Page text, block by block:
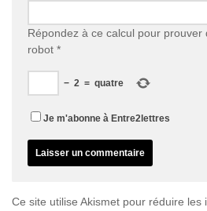
Répondez à ce calcul pour prouver
robot *
− 2 = quatre
Je m'abonne à Entre2lettres
Ce site utilise Akismet pour réduire les